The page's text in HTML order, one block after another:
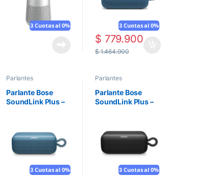
3 Cuotas al 0% 3 Cuotas al 0%
$ 779.900
$1.464.900
Parlantes
Parlante Bose
SoundLink Plus –
3 Cuotas al 0%
Parlantes
Parlante Bose
SoundLink Plus –
3 Cuotas al 0%